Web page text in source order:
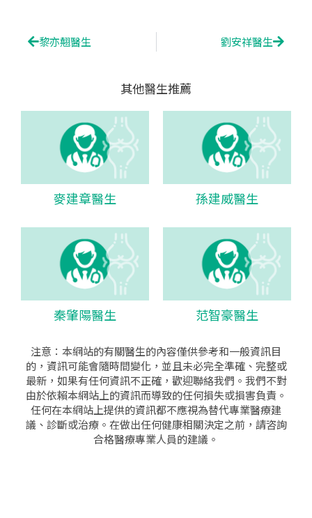
Prev黎亦翹醫生 劉安祥醫生Next
其他醫生推薦
麥建章醫生 孫建威醫生
秦肇陽醫生 范智豪醫生
注意：本網站的有關醫生的內容僅供參考和一般資訊目
的，資訊可能會隨時間變化，並且未必完全準確、完整或
最新，如果有任何資訊不正確，歡迎聯絡我們。我們不對
由於依賴本網站上的資訊而導致的任何損失或損害負責。
任何在本網站上提供的資訊都不應視為替代專業醫療建
議、診斷或治療。在做出任何健康相關決定之前，請咨詢
合格醫療專業人員的建議。